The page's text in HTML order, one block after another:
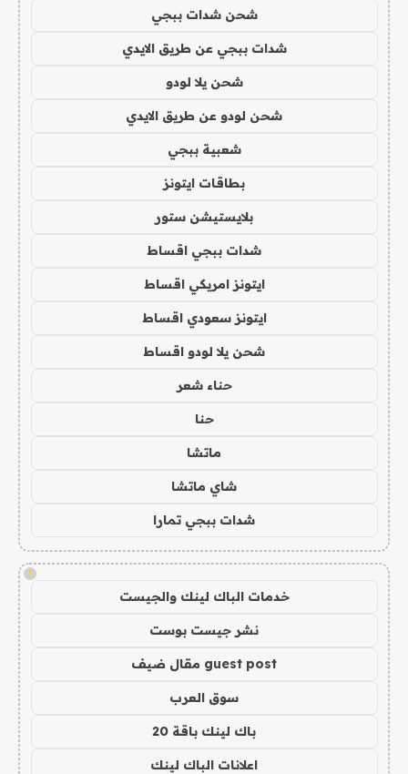
شحن شدات ببجي
شدات ببجي عن طريق الايدي
شحن يلا لودو
شحن لودو عن طريق الايدي
شعبية ببجي
بطاقات ايتونز
بلايستيشن ستور
شدات ببجي اقساط
ايتونز امريكي اقساط
ايتونز سعودي اقساط
شحن يلا لودو اقساط
حناء شعر
حنا
ماتشا
شاي ماتشا
شدات ببجي تمارا
!
خدمات الباك لينك والجيست
نشر جيست بوست
guest post مقال ضيف
سوق العرب
باك لينك باقة 20
اعلانات الباك لينك